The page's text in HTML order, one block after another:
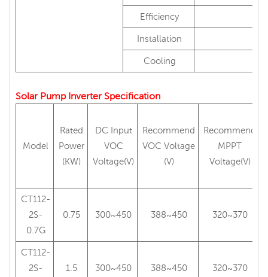
Efficiency
Installation
Cooling
Solar Pump Inverter Specification
Model
Rated
Power
(KW)
DC Input
VOC
Voltage(V)
Recommend
VOC Voltage
(V)
Recommend
MPPT
Voltage(V)
CT112-
2S-
0.7G
0.75 300~450 388~450 320~370
CT112-
2S-
1.5 300~450 388~450 320~370